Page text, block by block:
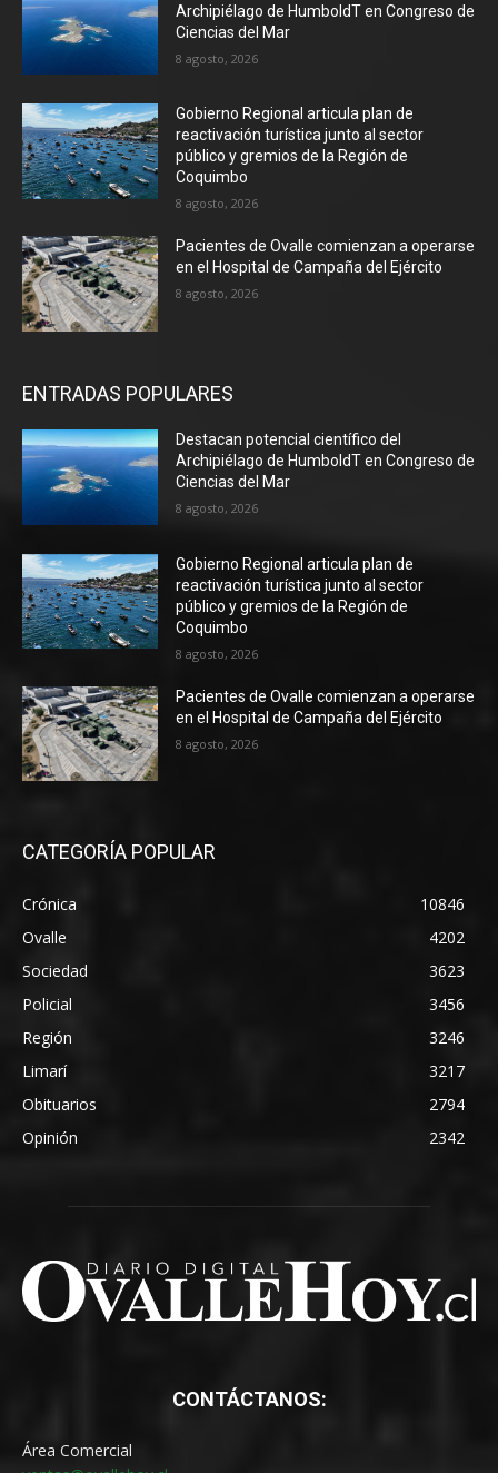
Archipiélago de HumboldT en Congreso de
Ciencias del Mar
8 agosto, 2026
Gobierno Regional articula plan de
reactivación turística junto al sector
público y gremios de la Región de
Coquimbo
8 agosto, 2026
Pacientes de Ovalle comienzan a operarse
en el Hospital de Campaña del Ejército
8 agosto, 2026
ENTRADAS POPULARES
Destacan potencial científico del
Archipiélago de HumboldT en Congreso de
Ciencias del Mar
8 agosto, 2026
Gobierno Regional articula plan de
reactivación turística junto al sector
público y gremios de la Región de
Coquimbo
8 agosto, 2026
Pacientes de Ovalle comienzan a operarse
en el Hospital de Campaña del Ejército
8 agosto, 2026
CATEGORÍA POPULAR
Crónica
10846
Ovalle
4202
Sociedad
3623
Policial
3456
Región
3246
Limarí
3217
Obituarios
2794
Opinión
2342
CONTÁCTANOS:
Área Comercial